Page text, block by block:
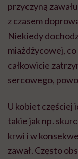
przyczyną
z czasem
Niekiedy
miażdżycowej,
całkowicie
sercowego,
U kobiet częściej
takie jak np.
krwi i w
zawał. Często